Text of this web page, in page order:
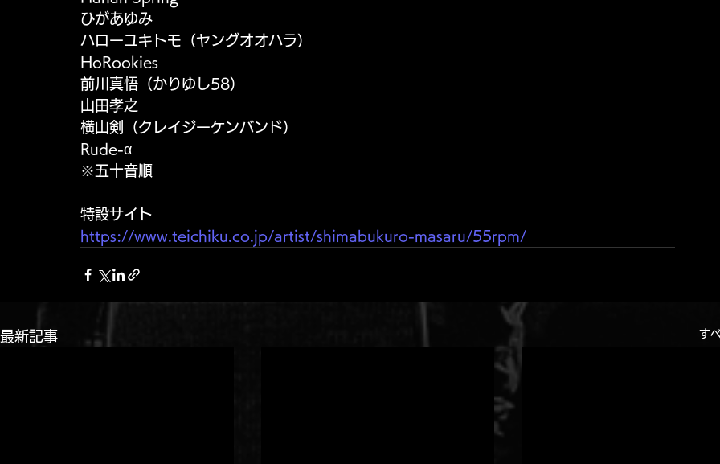
ひがあゆみ
ハローユキトモ（ヤングオオハラ）
HoRookies
前川真悟（かりゆし58）
山田孝之
横山剣（クレイジーケンバンド）
Rude-α
※五十音順
特設サイト
https://www.teichiku.co.jp/artist/shimabukuro-masaru/55rpm/
最新記事 す